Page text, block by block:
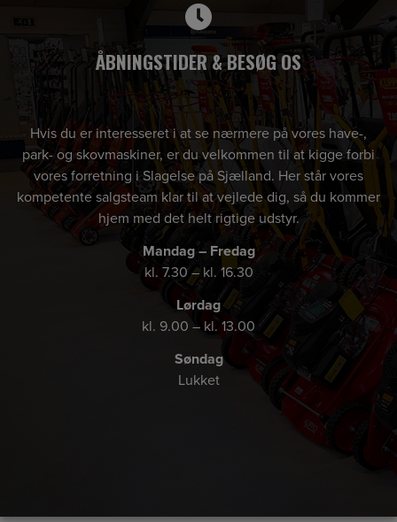
ÅBNINGSTIDER & BESØG OS
Hvis du er interesseret i at se nærmere på vores have-,
park- og skovmaskiner, er du velkommen til at kigge forbi
vores forretning i Slagelse på Sjælland. Her står vores
kompetente salgsteam klar til at vejlede dig, så du kommer
hjem med det helt rigtige udstyr.
Mandag – Fredag
kl. 7.30 – kl. 16.30
Lørdag
kl. 9.00 – kl. 13.00
Søndag
Lukket